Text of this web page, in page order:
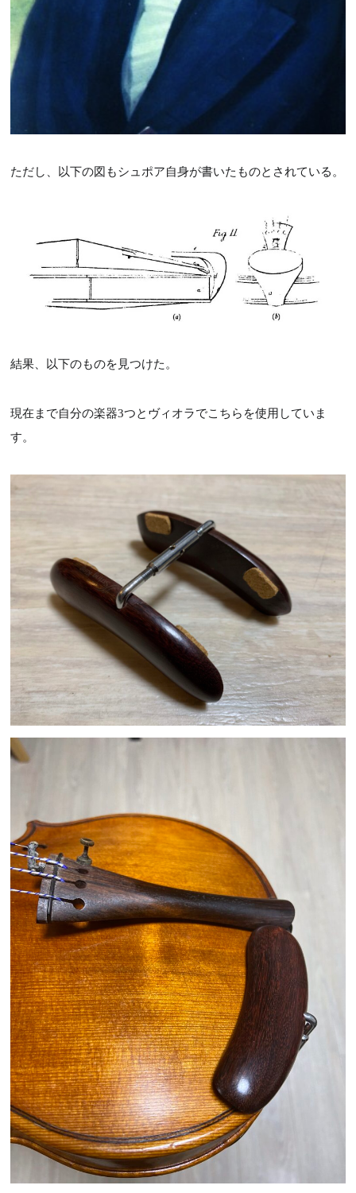
ただし、以下の図もシュポア自身が書いたものとされている。
結果、以下のものを見つけた。
現在まで自分の楽器3つとヴィオラでこちらを使用していま
す。